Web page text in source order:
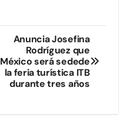
Anuncia Josefina
Rodríguez que
México será sedede
la feria turística ITB
durante tres años